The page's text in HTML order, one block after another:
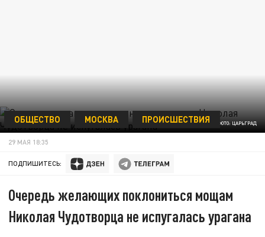
ФОТО: ЦАРЬГРАД
ОБЩЕСТВО МОСКВА ПРОИСШЕСТВИЯ
29 МАЯ 18:35
ПОДПИШИТЕСЬ:
Очередь желающих поклониться мощам
Николая Чудотворца не испугалась урагана